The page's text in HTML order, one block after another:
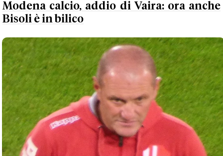
Modena calcio, addio di Vaira: ora anche
Bisoli è in bilico